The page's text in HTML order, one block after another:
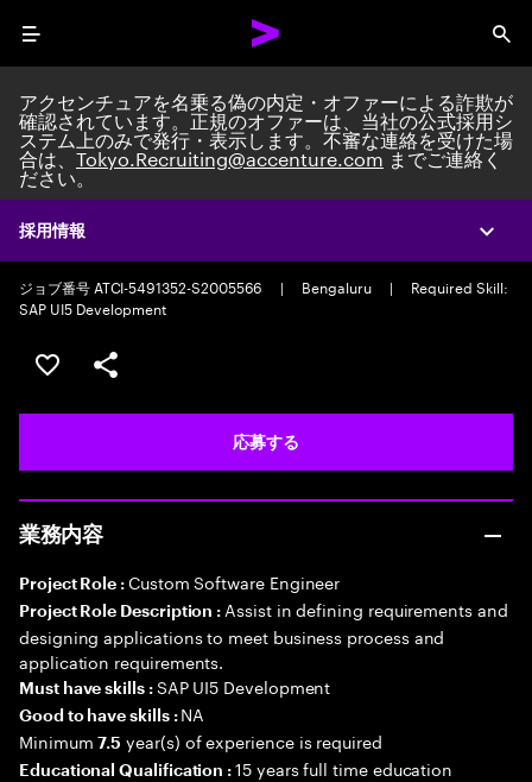
Menu
採用情報
アクセンチュアを名乗る偽の内定・オファーによる詐欺が
確認されています。正規のオファーは、当社の公式採用シ
ステム上のみで発行・表示します。不審な連絡を受けた場
合は、Tokyo.Recruiting@accenture.comまでご連絡く
ださい。
Custom Software Engineer
Packaged Application Development Associate Manager
Full time
ジョブ番号 ATCI-5491352-S2005566
| Bengaluru |
Required Skill:
SAP UI5 Development
ポジションを保存する 【首都圏エリア】契約社員（給
シェア
応募する
業務内容
Project Role : Custom Software Engineer
Project Role Description : Assist in defining requirements and
designing applications to meet business process and
application requirements.
Must have skills : SAP UI5 Development
Good to have skills : NA
Minimum7.5 year(s) of experience is required
Educational Qualification :15 years full time education